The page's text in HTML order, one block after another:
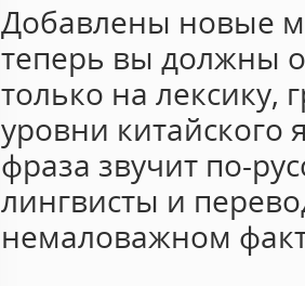
Добавлены новые
теперь вы должны
только на лексику,
уровни китайского
фраза звучит по-
лингвисты и
немаловажном